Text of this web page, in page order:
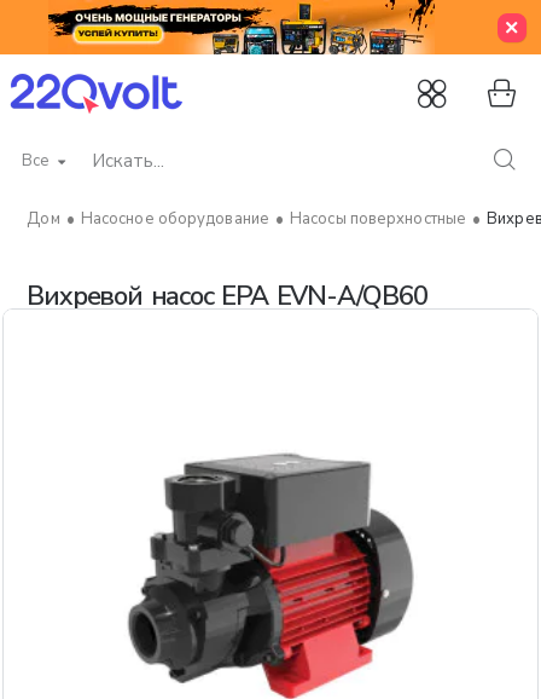
Все
Искать...
Вихревой насос EPA EVN-A/QB60
Насосное оборудование Насосы поверхностные